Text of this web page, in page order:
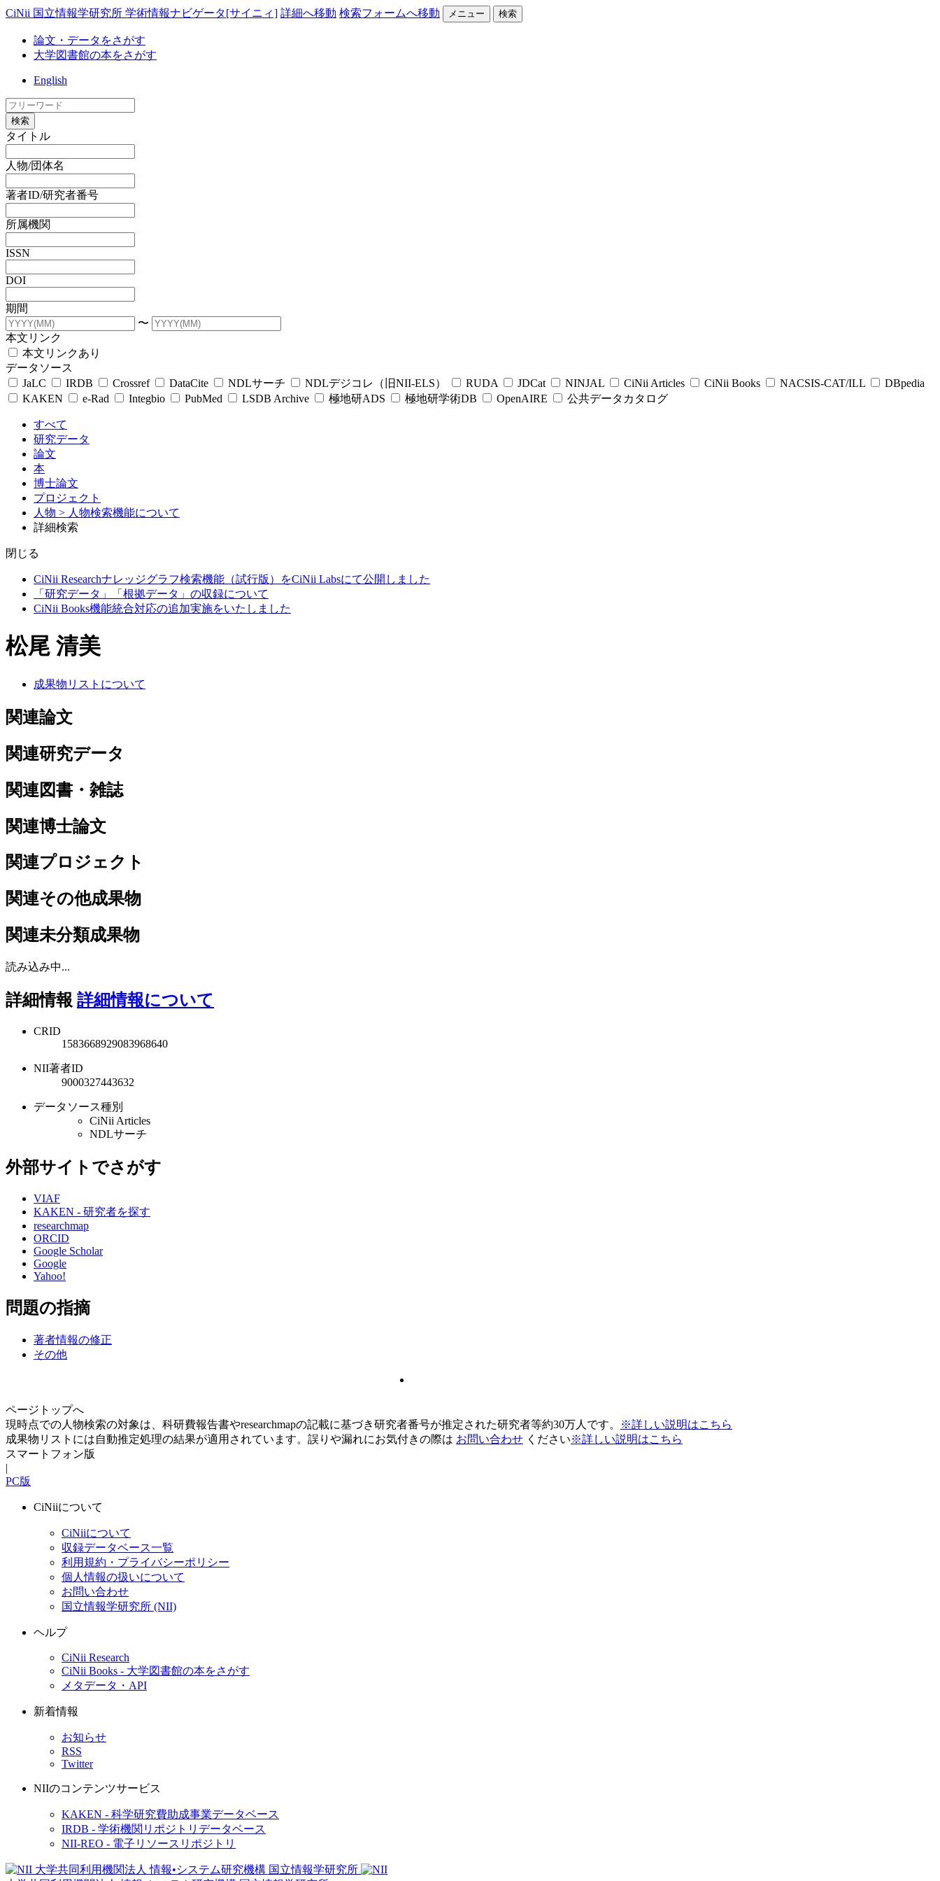
CiNii 国立情報学研究所 学術情報ナビゲータ[サイニィ] 詳細へ移動 検索フォームへ移動 メニュー 検索
論文・データをさがす
大学図書館の本をさがす
English
検索
タイトル
人物/団体名
著者ID/研究者番号
所属機関
ISSN
DOI
期間
〜
本文リンク
本文リンクあり
データソース
JaLC
IRDB Crossref DataCite NDLサーチ NDLデジコレ（旧NII-ELS） RUDA JDCat NINJAL CiNii Articles CiNii Books NACSIS-CAT/ILL
DBpedia
KAKEN
e-Rad Integbio PubMed LSDB Archive 極地研ADS 極地研学術DB OpenAIRE 公共データカタログ
すべて
研究データ
論文
本
博士論文
プロジェクト
人物 > 人物検索機能について
詳細検索
閉じる
CiNii Researchナレッジグラフ検索機能（試行版）をCiNii Labsにて公開しました
「研究データ」「根拠データ」の収録について
CiNii Books機能統合対応の追加実施をいたしました
松尾 清美
成果物リストについて
関連論文
関連研究データ
関連図書・雑誌
関連博士論文
関連プロジェクト
関連その他成果物
関連未分類成果物
読み込み中...
詳細情報 詳細情報について
CRID
1583668929083968640
NII著者ID
9000327443632
データソース種別
CiNii Articles
NDLサーチ
外部サイトでさがす
VIAF
KAKEN - 研究者を探す
researchmap
ORCID
Google Scholar
Google
Yahoo!
問題の指摘
著者情報の修正
その他
ページトップへ
現時点での人物検索の対象は、科研費報告書やresearchmapの記載に基づき研究者番号が推定された研究者等約30万人です。
※詳しい説明はこちら
成果物リストには自動推定処理の結果が適用されています。誤りや漏れにお気付きの際は お問い合わせ ください※詳しい説明はこちら
スマートフォン版
|
PC版
CiNiiについて
CiNiiについて
収録データベース一覧
利用規約・プライバシーポリシー
個人情報の扱いについて
お問い合わせ
国立情報学研究所 (NII)
ヘルプ
CiNii Research
CiNii Books - 大学図書館の本をさがす
メタデータ・API
新着情報
お知らせ
RSS
Twitter
NIIのコンテンツサービス
KAKEN - 科学研究費助成事業データベース
IRDB - 学術機関リポジトリデータベース
NII-REO - 電子リソースリポジトリ